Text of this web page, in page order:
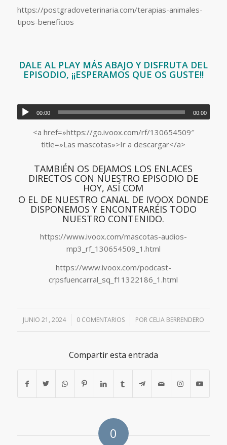
https://postgradoveterinaria.com/terapias-animales-
tipos-beneficios
DALE AL PLAY MÁS ABAJO Y DISFRUTA DEL
EPISODIO, ¡¡ESPERAMOS QUE OS GUSTE!!
00:00 00:00
<a href=»https://go.ivoox.com/rf/130654509″
title=»Las mascotas»>Ir a descargar</a>
TAMBIÉN OS DEJAMOS LOS ENLACES
DIRECTOS CON NUESTRO EPISODIO DE
HOY, ASÍ COM
O EL DE NUESTRO CANAL DE IVOOX DONDE
DISPONEMOS Y ENCONTRARÉIS TODO
NUESTRO CONTENIDO.
https://www.ivoox.com/mascotas-audios-
mp3_rf_130654509_1.html
https://www.ivoox.com/podcast-
crpsfuencarral_sq_f11322186_1.html
JUNIO 21, 2024
/ 0 COMENTARIOS
/ POR CELIA BERRENDERO
Compartir esta entrada
0